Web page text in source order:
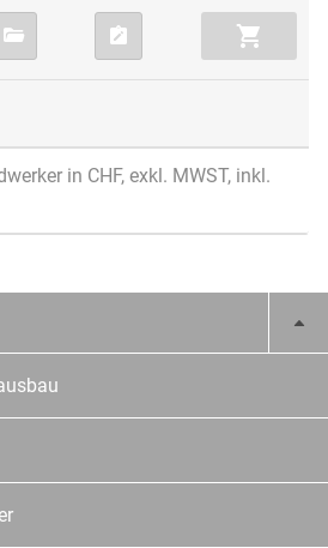
in CHF, exkl. MWST, inkl.